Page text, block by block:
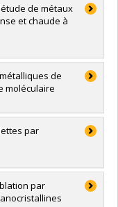
de métaux
et chaude à
de
moléculaire
par
par